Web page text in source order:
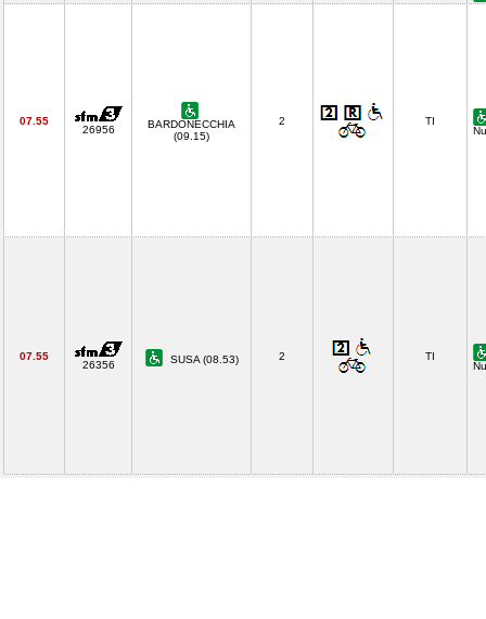
07.55
26956
BARDONECCHIA
(09.15)
2
TI
07.55
26356 SUSA (08.53) 2
TI